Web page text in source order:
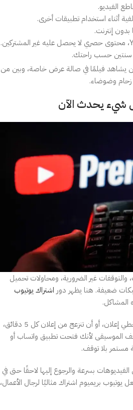
الفيديو.
أثناء استخدام تطبيقات أخرى.
إنترنت.
سنتين حسب راحتك.
يشاهد فيلمًا في صالة عرض خاصة، وبين من
وضوضاء.
شيء يحدث الآن
والتوقفات غير الضرورية، ومحاولات تحميل
ضعيفة. هنا يظهر دور اشتراك يوتيوب
لن تضطر بعد الآن إلى الانتظار لتخطي إعلان، أو أن تنزعج من إعلان كل 5 دقائق،
الموسيقى لأنك فتحت تطبيق واتساب أو
مستمر بلا توقف.
بسرعة والرجوع إليها لاحقًا حتى في
يوتيوب بريميوم اشتراك مثاليًا لرجال الأعمال،